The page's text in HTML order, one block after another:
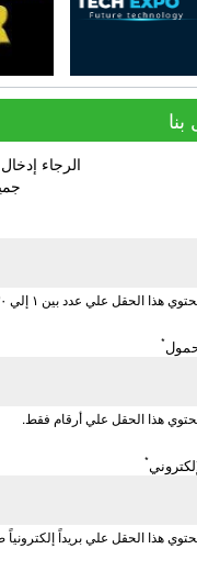
الرجاء
هذا الحقل علي عدد بين ١ إلي ٣٠ حرفاً
*
هذا الحقل علي أرقام فقط.
*
هذا الحقل علي بريداً إلكترونياً